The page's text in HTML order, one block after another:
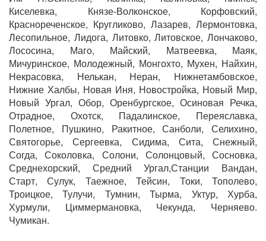
Киселевка, Князе-Волконское, Корфовский,
Краснореченское, Кругликово, Лазарев, Лермонтовка,
Лесопильное, Лидога, Литовко, Литовское, Лончаково,
Лососина, Маго, Майский, Матвеевка, Маяк,
Мичуринское, Молодежный, Монгохто, Мухен, Найхин,
Некрасовка, Нелькан, Неран, Нижнетамбовское,
Нижние Халбы, Новая Иня, Новостройка, Новый Мир,
Новый Ургал, Обор, Оренбургское, Осиновая Речка,
Отрадное, Охотск, Падалинское, Переяславка,
Полетное, Пушкино, Ракитное, Санболи, Селихино,
Святогорье, Сергеевка, Сидима, Сита, Снежный,
Согда, Соколовка, Солони, Солонцовый, Сосновка,
Среднехорский, Средний Ургал,Станции Вандан,
Старт, Сулук, Таежное, Тейсин, Токи, Тополево,
Троицкое, Тулучи, Тумнин, Тырма, Уктур, Хурба,
Хурмули, Циммермановка, Чекунда, Черняево.
Чумикан.